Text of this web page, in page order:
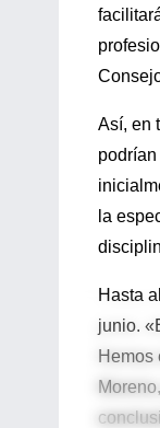
Así, en
la
Hasta
junio.
Hemos